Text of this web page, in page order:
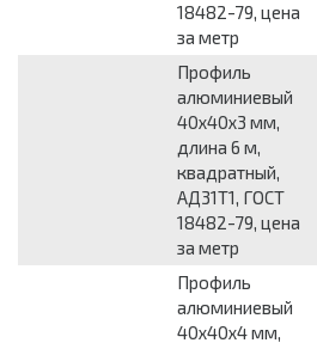
18482-79, цена
за метр
Профиль
алюминиевый
40х40х3 мм,
длина 6 м,
квадратный,
АД31Т1, ГОСТ
18482-79, цена
за метр
Профиль
алюминиевый
40х40х4 мм,